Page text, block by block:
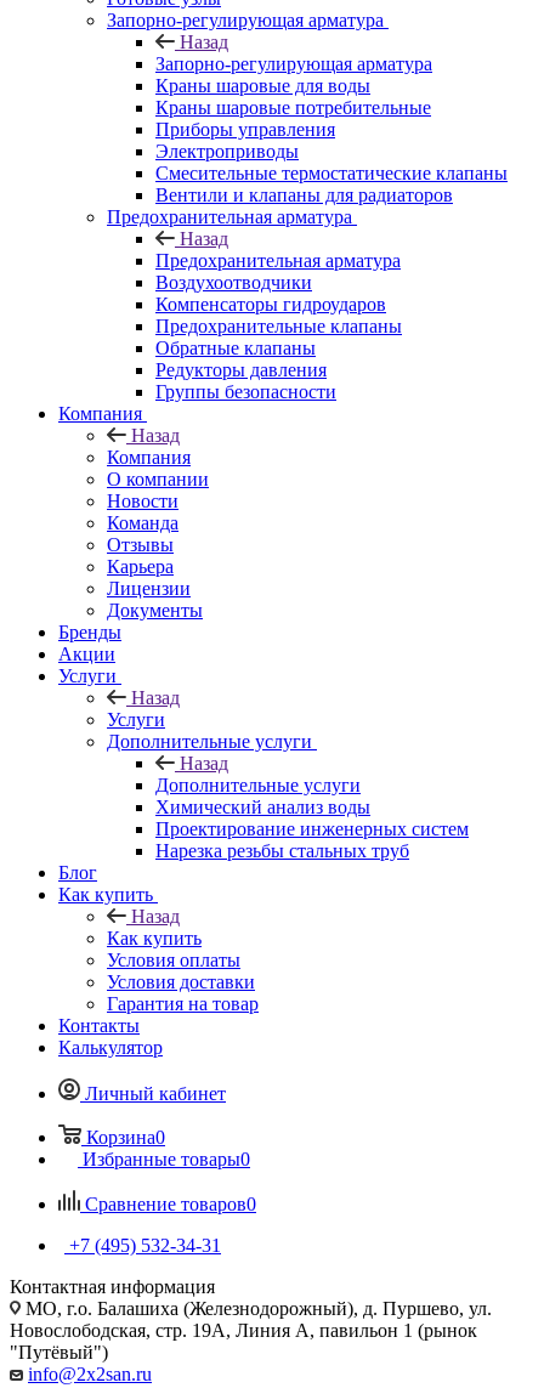
Запорно-регулирующая арматура
Назад
Запорно-регулирующая арматура
Краны шаровые для воды
Краны шаровые потребительные
Приборы управления
Электроприводы
Смесительные термостатические клапаны
Вентили и клапаны для радиаторов
Предохранительная арматура
Назад
Предохранительная арматура
Воздухоотводчики
Компенсаторы гидроударов
Предохранительные клапаны
Обратные клапаны
Редукторы давления
Группы безопасности
Компания
Назад
Компания
О компании
Новости
Команда
Отзывы
Карьера
Лицензии
Документы
Бренды
Акции
Услуги
Назад
Услуги
Дополнительные услуги
Назад
Дополнительные услуги
Химический анализ воды
Проектирование инженерных систем
Нарезка резьбы стальных труб
Блог
Как купить
Назад
Как купить
Условия оплаты
Условия доставки
Гарантия на товар
Контакты
Калькулятор
Личный кабинет
Корзина0
Избранные товары0
Сравнение товаров0
+7 (495) 532‑34‑31
Контактная информация
МО, г.о. Балашиха (Железнодорожный), д. Пуршево, ул.
Новослободская, стр. 19А, Линия А, павильон 1 (рынок
"Путёвый")
info@2x2san.ru